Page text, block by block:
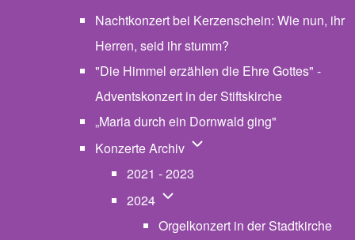
Nachtkonzert bei Kerzenschein: Wie nun, ihr
Herren, seid ihr stumm?
"Die Himmel erzählen die Ehre Gottes" -
Adventskonzert in der Stiftskirche
„Maria durch ein Dornwald ging"
Konzerte Archiv Unternavigation von
2021 - 2023
2024 Unternavigation von 2024
Orgelkonzert in der Stadtkirche